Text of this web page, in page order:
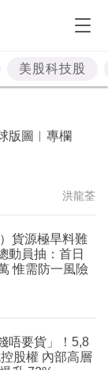
美股科技股
版圖︳專欄
洪龍荃
貨源極旱料難
動員抽：首日
惟需防一風險
唔要貨」！5,8
股權 內部高層